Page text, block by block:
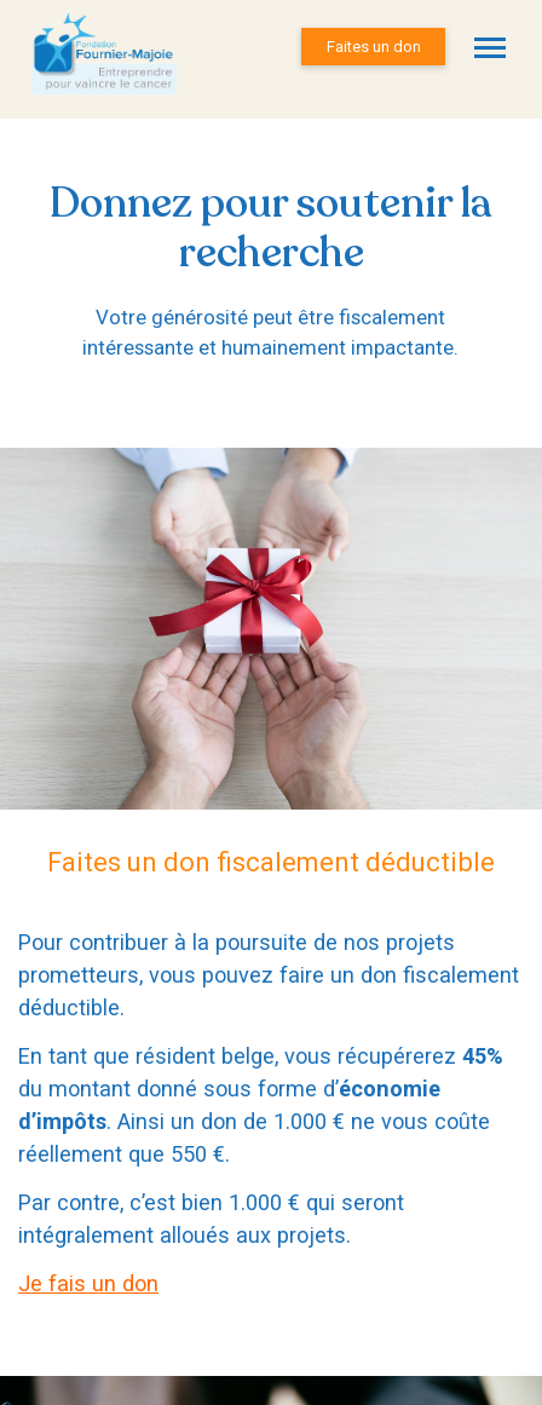
Faites un don
Donnez pour soutenir la
recherche
Votre générosité peut être fiscalement
intéressante et humainement impactante.
Faites un don fiscalement déductible
Pour contribuer à la poursuite de nos projets
prometteurs, vous pouvez faire un don fiscalement
déductible.
En tant que résident belge, vous récupérerez 45%
du montant donné sous forme d’économie
d’impôts. Ainsi un don de 1.000 € ne vous coûte
réellement que 550 €.
Par contre, c’est bien 1.000 € qui seront
intégralement alloués aux projets.
Je fais un don